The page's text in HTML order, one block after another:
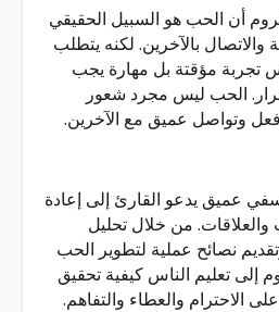
أن الحب هو السبيل الحقيقي
والاتصال بالآخرين. لكنه يتطلب
تجربة مؤقتة بل مهارة يجب
الحب ليس مجرد شعور
وتواصل عميق مع الآخرين.
عميق يدعو القارئ إلى إعادة
من خلال تحليل
نصائح عملية لتطوير الحب
إلى تعليم الناس كيفية تحقيق
والعطاء والتفاهم.